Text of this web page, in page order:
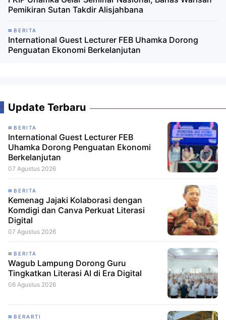
Pemikiran Sutan Takdir Alisjahbana
BERITA
International Guest Lecturer FEB Uhamka Dorong
Penguatan Ekonomi Berkelanjutan
Update Terbaru
BERITA
International Guest Lecturer FEB
Uhamka Dorong Penguatan Ekonomi
Berkelanjutan
07 Agustus 2026
BERITA
Kemenag Jajaki Kolaborasi dengan
Komdigi dan Canva Perkuat Literasi
Digital
07 Agustus 2026
BERITA
Wagub Lampung Dorong Guru
Tingkatkan Literasi AI di Era Digital
06 Agustus 2026
BERARTI